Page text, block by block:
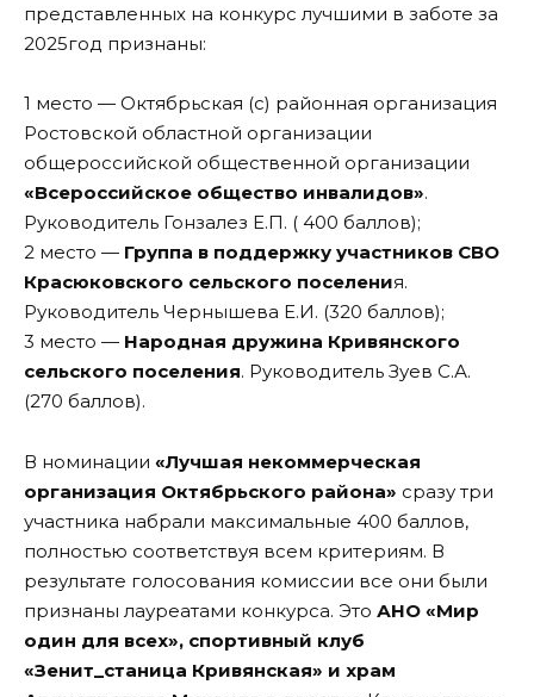
представленных на конкурс лучшими в заботе за
2025год признаны:
1 место — Октябрьская (с) районная организация
Ростовской областной организации
общероссийской общественной организации
«Всероссийское общество инвалидов».
Руководитель Гонзалез Е.П. ( 400 баллов);
2 место — Группа в поддержку участников СВО
Красюковского сельского поселения.
Руководитель Чернышева Е.И. (320 баллов);
3 место — Народная дружина Кривянского
сельского поселения. Руководитель Зуев С.А.
(270 баллов).
В номинации «Лучшая некоммерческая
организация Октябрьского района» сразу три
участника набрали максимальные 400 баллов,
полностью соответствуя всем критериям. В
результате голосования комиссии все они были
признаны лауреатами конкурса. Это АНО «Мир
один для всех», спортивный клуб
«Зенит_станица Кривянская» и храм